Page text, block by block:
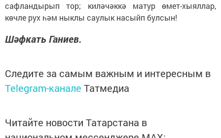
сафландырып тор; киләчәккә матур өмет-хыяллар,
көчле рух һәм ныклы саулык насыйп булсын!
Шәфкать Ганиев.
Следите за самым важным и интересным в
Telegram-канале Татмедиа
Читайте новости Татарстана в